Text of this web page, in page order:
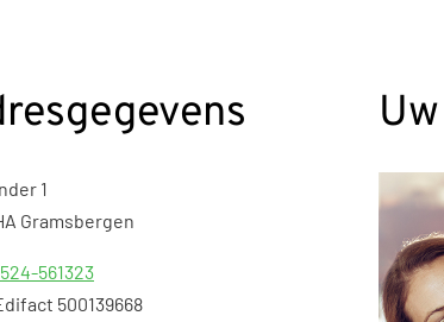
1
Gramsbergen
561323
500139668